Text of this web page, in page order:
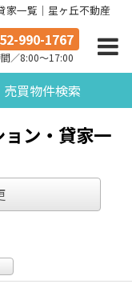
家一覧｜星ヶ丘不動産
990-1767
／8:00～17:00
売買物件検索
ン・貸家一